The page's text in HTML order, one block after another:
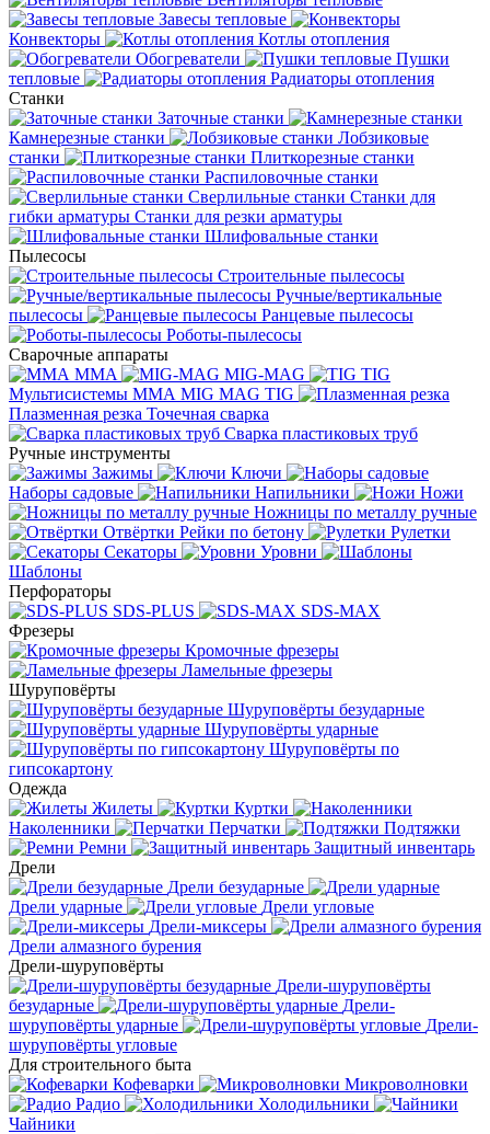
Завесы тепловые
Конвекторы
Котлы отопления
Обогреватели
Пушки
тепловые
Радиаторы отопления
Станки
Заточные станки
Камнерезные станки
Лобзиковые
станки
Плиткорезные станки
Распиловочные станки
Сверлильные станки Станки для
гибки арматуры Станки для резки арматуры
Шлифовальные станки
Пылесосы
Строительные пылесосы
Ручные/вертикальные
пылесосы
Ранцевые пылесосы
Роботы-пылесосы
Сварочные аппараты
MMA
MIG-MAG
TIG
Мультисистемы ММА MIG MAG TIG
Плазменная резка Точечная сварка
Cварка пластиковых труб
Ручные инструменты
Зажимы
Ключи
Наборы садовые
Напильники
Ножи
Ножницы по металлу ручные
Отвёртки Рейки по бетону
Рулетки
Секаторы
Уровни
Шаблоны
Перфораторы
SDS-PLUS
SDS-MAX
Фрезеры
Кромочные фрезеры
Ламельные фрезеры
Шуруповёрты
Шуруповёрты безударные
Шуруповёрты ударные
Шуруповёрты по
гипсокартону
Одежда
Жилеты
Куртки
Наколенники
Перчатки
Подтяжки
Ремни
Защитный инвентарь
Дрели
Дрели безударные
Дрели ударные
Дрели угловые
Дрели-миксеры
Дрели алмазного бурения
Дрели-шуруповёрты
Дрели-шуруповёрты
безударные
Дрели-
шуруповёрты ударные
Дрели-
шуруповёрты угловые
Для строительного быта
Кофеварки
Микроволновки
Радио
Холодильники
Чайники